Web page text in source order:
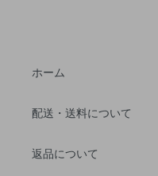
ホーム
配送・送料について
返品について